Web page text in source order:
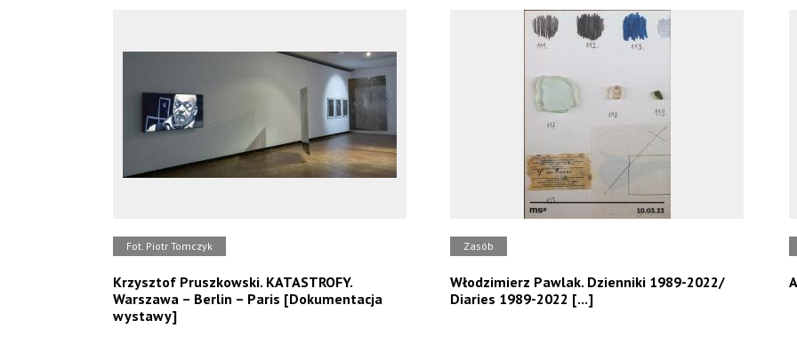
Fot. Piotr Tomczyk
Krzysztof Pruszkowski. KATASTROFY.
Warszawa – Berlin – Paris [Dokumentacja
wystawy]
Zasób
Włodzimierz Pawlak. Dzienniki 1989-2022/
Diaries 1989-2022 [...]